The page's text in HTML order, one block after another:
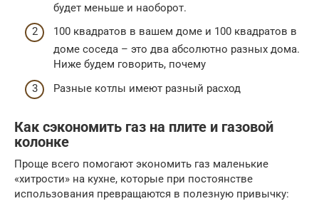
будет меньше и наоборот.
100 квадратов в вашем доме и 100 квадратов в
доме соседа – это два абсолютно разных дома.
Ниже будем говорить, почему
Разные котлы имеют разный расход
Как сэкономить газ на плите и газовой
колонке
Проще всего помогают экономить газ маленькие
«хитрости» на кухне, которые при постоянстве
использования превращаются в полезную привычку: